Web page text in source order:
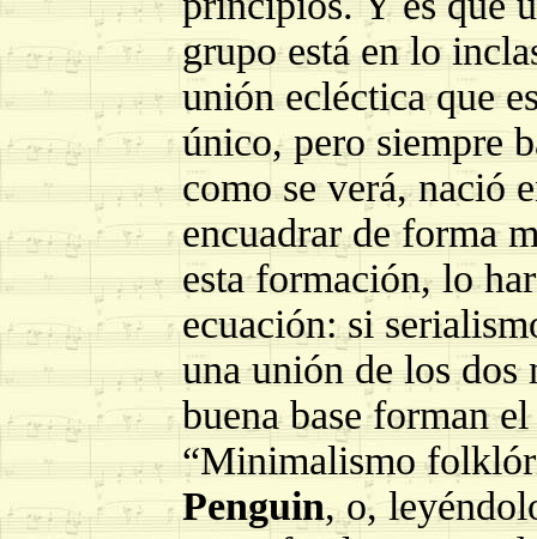
grupo está en lo
unión ecléctica que
único, pero siempre
como se verá, nació
encuadrar de forma
esta formación, lo
ecuación: si
una unión de los dos
buena base forman
“Minimalismo
Penguin, o,